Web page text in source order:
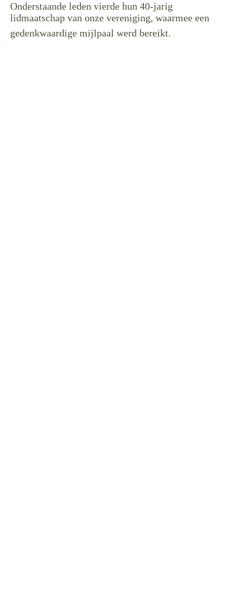
Onderstaande leden vierde hun 40-jarig
lidmaatschap van onze vereniging, waarmee een
gedenkwaardige mijlpaal werd bereikt.